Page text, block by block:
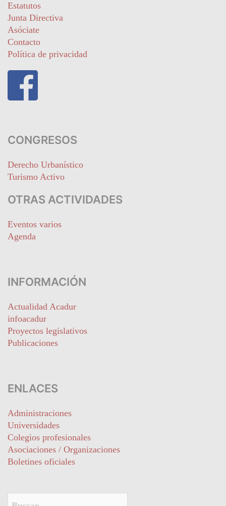
Estatutos
Junta Directiva
Asóciate
Contacto
Política de privacidad
CONGRESOS
Derecho Urbanístico
Turismo Activo
OTRAS ACTIVIDADES
Eventos varios
Agenda
INFORMACIÓN
Actualidad Acadur
infoacadur
Proyectos legislativos
Publicaciones
ENLACES
Administraciones
Universidades
Colegios profesionales
Asociaciones / Organizaciones
Boletines oficiales